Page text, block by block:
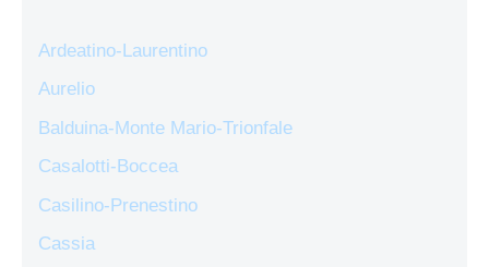
Ardeatino-Laurentino
Aurelio
Balduina-Monte Mario-Trionfale
Casalotti-Boccea
Casilino-Prenestino
Cassia